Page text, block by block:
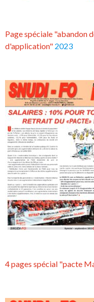
Page spéciale "abandon
d'application" 2023
4 pages spécial "pacte